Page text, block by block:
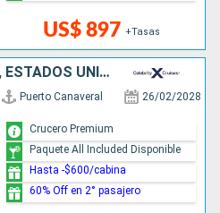
US$ 897 +Tasas
MÉXICO, ISLAS CAIMÁN, ESTADOS UNIDOS
Puerto Canaveral 26/02/2028
Crucero Premium
Paquete All Included Disponible
Hasta -$600/cabina
60% Off en 2° pasajero